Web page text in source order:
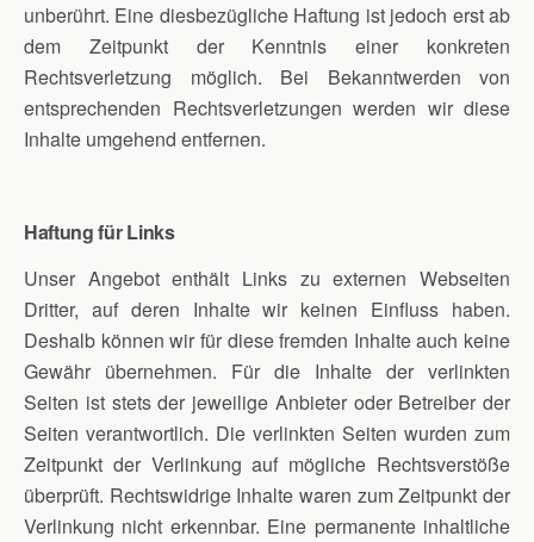
unberührt. Eine diesbezügliche Haftung ist jedoch erst ab
dem Zeitpunkt der Kenntnis einer konkreten
Rechtsverletzung möglich. Bei Bekanntwerden von
entsprechenden Rechtsverletzungen werden wir diese
Inhalte umgehend entfernen.
Haftung für Links
Unser Angebot enthält Links zu externen Webseiten
Dritter, auf deren Inhalte wir keinen Einfluss haben.
Deshalb können wir für diese fremden Inhalte auch keine
Gewähr übernehmen. Für die Inhalte der verlinkten
Seiten ist stets der jeweilige Anbieter oder Betreiber der
Seiten verantwortlich. Die verlinkten Seiten wurden zum
Zeitpunkt der Verlinkung auf mögliche Rechtsverstöße
überprüft. Rechtswidrige Inhalte waren zum Zeitpunkt der
Verlinkung nicht erkennbar. Eine permanente inhaltliche